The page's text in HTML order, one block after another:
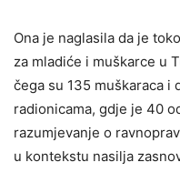
Ona je naglasila da je
za mladiće i muškarce u
čega su 135 muškaraca i
radionicama, gdje je 40
razumjevanje o
u kontekstu nasilja